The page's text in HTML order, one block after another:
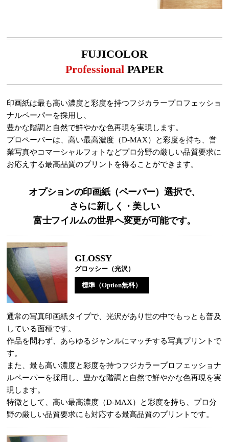
FUJICOLOR
Professional PAPER
印画紙は最も高い濃度と彩度を持つフジカラープロフェッショ
ナルペーパーを採用し、
豊かな階調と自然で鮮やかな色再現を実現します。
プロペーバーは、高い最高濃度（D-MAX）と彩度を持ち、営
業写真やコマーシャルフォトなどプロ分野の厳しい品質要求に
お応えする最高品質のプリントを得ることができます。
オプションの印画紙（ペーパー）選択で、
さらに新しく・美しい
富士フイルムの世界へ変更が可能です。
GLOSSY
グロッシー（光沢）
標準（Option無料）
通常の写真印画紙タイプで、光沢があり世の中でもっとも普及
している面種です。
作品を問わず、あらゆるジャンルにマッチする写真プリントで
す。
また、最も高い濃度と彩度を持つフジカラープロフェッショナ
ルペーパーを採用し、豊かな階調と自然で鮮やかな色再現を実
現します。
特徴として、高い最高濃度（D-MAX）と彩度を持ち、プロ分
野の厳しい品質要求にも対応する最高品質のプリントです。